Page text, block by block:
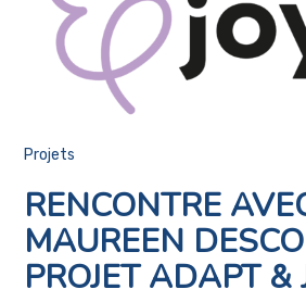
Projets
RENCONTRE
MAUREEN
PROJET ADAPT &